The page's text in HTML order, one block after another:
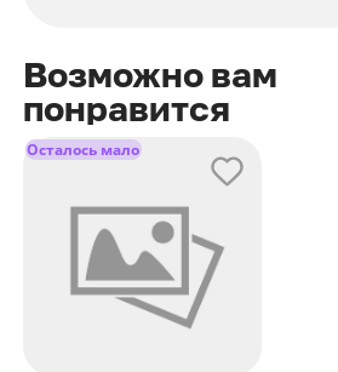
Возможно вам
понравится
Осталось мало